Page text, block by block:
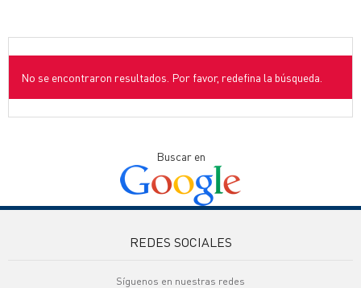
No se encontraron resultados. Por favor, redefina la búsqueda.
Buscar en
REDES SOCIALES
Síguenos en nuestras redes